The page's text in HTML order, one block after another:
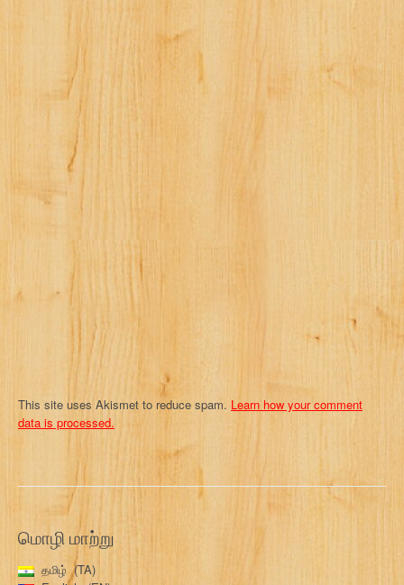
a
n
This site uses Akismet to reduce spam. Learn how your comment
data is processed.
மொழி மாற்று
தமிழ்
TA